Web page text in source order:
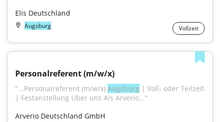
Elis Deutschland
Augsburg Vollzeit
Personalreferent (m/w/x)
"...Personalreferent (m/w/x) Augsburg | Voll- oder Teilzeit
| Festanstellung Über uns Als Arverio..."
Arverio Deutschland GmbH